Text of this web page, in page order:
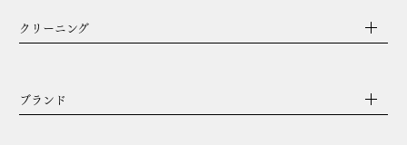
クリーニング
ブランド